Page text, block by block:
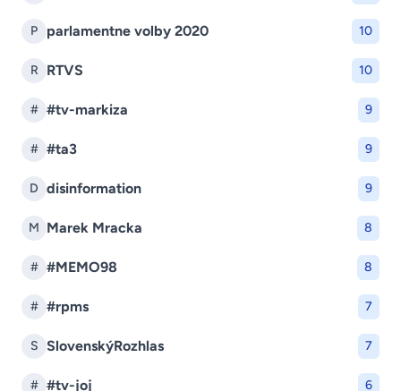
P parlamentne volby 2020 10
R RTVS 10
# #tv-markiza 9
# #ta3 9
D disinformation 9
M Marek Mracka 8
# #MEMO98 8
# #rpms 7
S SlovenskýRozhlas 7
# #tv-joj 6